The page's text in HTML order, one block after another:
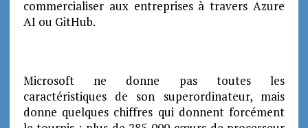
commercialiser aux entreprises à travers Azure
AI ou GitHub.
Microsoft ne donne pas toutes les
caractéristiques de son superordinateur, mais
donne quelques chiffres qui donnent forcément